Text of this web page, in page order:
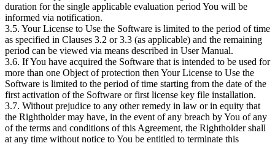
duration for the single applicable evaluation period You will be
informed via notification.
3.5. Your License to Use the Software is limited to the period of time
as specified in Clauses 3.2 or 3.3 (as applicable) and the remaining
period can be viewed via means described in User Manual.
3.6. If You have acquired the Software that is intended to be used for
more than one Object of protection then Your License to Use the
Software is limited to the period of time starting from the date of the
first activation of the Software or first license key file installation.
3.7. Without prejudice to any other remedy in law or in equity that
the Rightholder may have, in the event of any breach by You of any
of the terms and conditions of this Agreement, the Rightholder shall
at any time without notice to You be entitled to terminate this